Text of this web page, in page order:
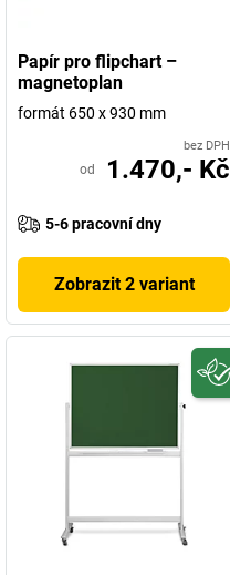
Papír pro flipchart –
magnetoplan
formát 650 x 930 mm
bez DPH
od 1.470,- Kč
5-6 pracovní dny
Zobrazit 2 variant